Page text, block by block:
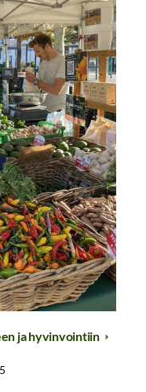
ja hyvinvointiin